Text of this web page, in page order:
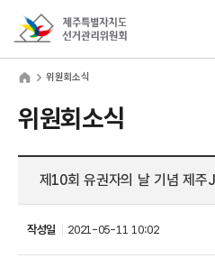
위원회소식
위원회소식
제10회 유권자의 날 기념 제
작성일 2021-05-11 10:02